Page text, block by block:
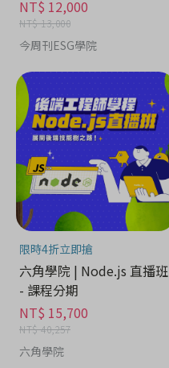
NT$ 12,000
NT$ 13,000
今周刊ESG學院
限時4折立即搶
六角學院 | Node.js 直播班
- 課程分期
NT$ 15,700
NT$ 40,257
六角學院